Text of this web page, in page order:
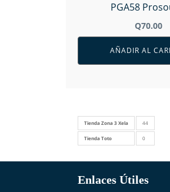
PGA58
Q70.00
AÑADIR AL
Tienda Zona 3 Xela 44
Tienda Toto 0
Enlaces Útiles